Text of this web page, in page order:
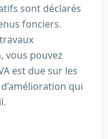
sont déclarés
fonciers.
vous pouvez
est due sur les
qui